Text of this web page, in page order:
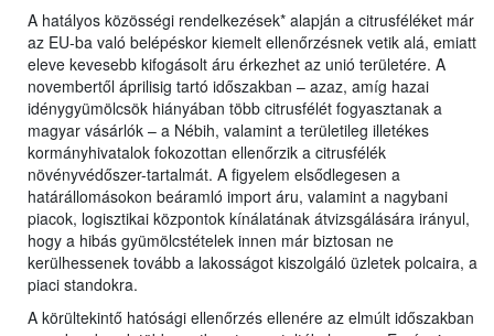
A hatályos közösségi rendelkezések* alapján a citrusféléket már
az EU-ba való belépéskor kiemelt ellenőrzésnek vetik alá, emiatt
eleve kevesebb kifogásolt áru érkezhet az unió területére. A
novembertől áprilisig tartó időszakban – azaz, amíg hazai
idénygyümölcsök hiányában több citrusfélét fogyasztanak a
magyar vásárlók – a Nébih, valamint a területileg illetékes
kormányhivatalok fokozottan ellenőrzik a citrusfélék
növényvédőszer-tartalmát. A figyelem elsődlegesen a
határállomásokon beáramló import áru, valamint a nagybani
piacok, logisztikai központok kínálatának átvizsgálására irányul,
hogy a hibás gyümölcstételek innen már biztosan ne
kerülhessenek tovább a lakosságot kiszolgáló üzletek polcaira, a
piaci standokra.
A körültekintő hatósági ellenőrzés ellenére az elmúlt időszakban